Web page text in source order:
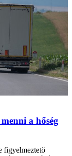
a hőség
figyelmeztető